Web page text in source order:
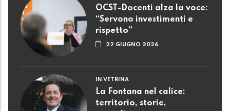
OCST-Docenti alza la voce:
“Servono investimenti e
rispetto”
22 GIUGNO 2026
IN VETRINA
La Fontana nel calice:
territorio, storie,